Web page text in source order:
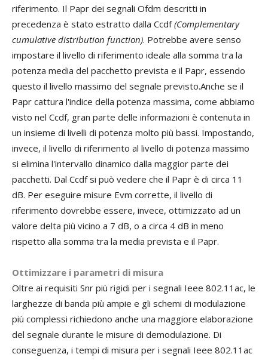
riferimento. Il Papr dei segnali Ofdm descritti in
precedenza è stato estratto dalla Ccdf(Complementary
cumulative distribution function). Potrebbe avere senso
impostare il livello di riferimento ideale alla somma tra la
potenza media del pacchetto prevista e il Papr, essendo
questo il livello massimo del segnale previsto.Anche se il
Papr cattura l'indice della potenza massima, come abbiamo
visto nel Ccdf, gran parte delle informazioni è contenuta in
un insieme di livelli di potenza molto più bassi. Impostando,
invece, il livello di riferimento al livello di potenza massimo
si elimina l'intervallo dinamico dalla maggior parte dei
pacchetti. Dal Ccdf si può vedere che il Papr è di circa 11
dB. Per eseguire misure Evm corrette, il livello di
riferimento dovrebbe essere, invece, ottimizzato ad un
valore delta più vicino a 7 dB, o a circa 4 dB in meno
rispetto alla somma tra la media prevista e il Papr.
Ottimizzare i parametri di misura
Oltre ai requisiti Snr più rigidi per i segnali Ieee 802.11ac, le
larghezze di banda più ampie e gli schemi di modulazione
più complessi richiedono anche una maggiore elaborazione
del segnale durante le misure di demodulazione. Di
conseguenza, i tempi di misura per i segnali Ieee 802.11ac